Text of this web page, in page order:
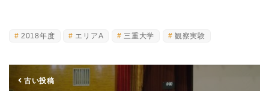
2018年度 エリアA 三重大学 観察実験
古い投稿